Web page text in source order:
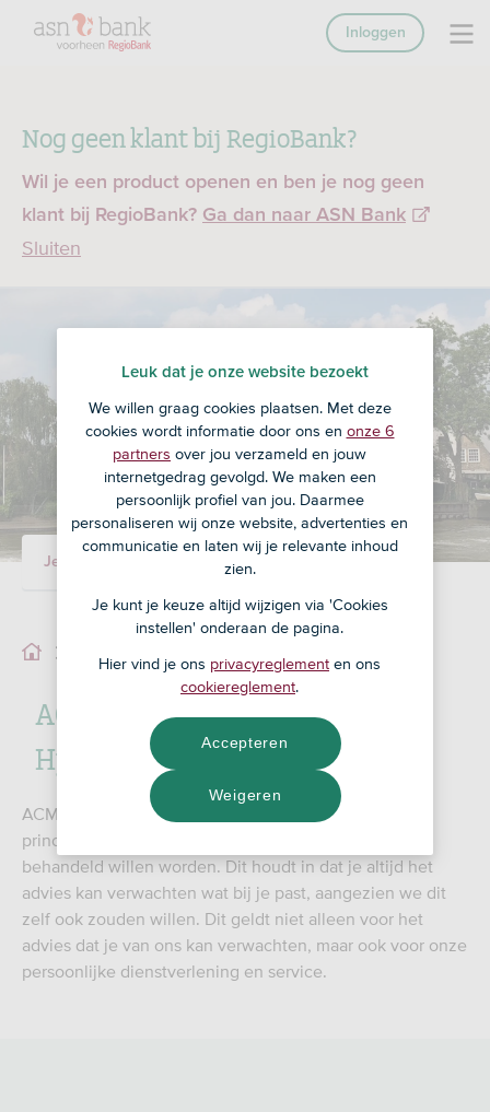
Nog geen klant bij RegioBank?
Wil je een product openen en ben je nog geen
klant bij RegioBank? Ga dan naar ASN Bank
Sluiten
Inloggen
Je adviseur Ons team
ACM Assurantiën en
Hypotheken B.V.
ACM Assurantiën en Hypotheken werkt vanuit het
principe dat we elke klant behandelen zoals we zelf
behandeld willen worden. Dit houdt in dat je altijd het
advies kan verwachten wat bij je past, aangezien we dit
zelf ook zouden willen. Dit geldt niet alleen voor het
advies dat je van ons kan verwachten, maar ook voor onze
persoonlijke dienstverlening en service.
Leuk dat je onze website bezoekt
We willen graag cookies plaatsen. Met deze
cookies wordt informatie door ons en onze 6
partners over jou verzameld en jouw
internetgedrag gevolgd. We maken een
persoonlijk profiel van jou. Daarmee
personaliseren wij onze website, advertenties en
communicatie en laten wij je relevante inhoud
zien.
Je kunt je keuze altijd wijzigen via 'Cookies
instellen' onderaan de pagina.
Hier vind je ons privacyreglement en ons
cookiereglement.
Weigeren
Accepteren